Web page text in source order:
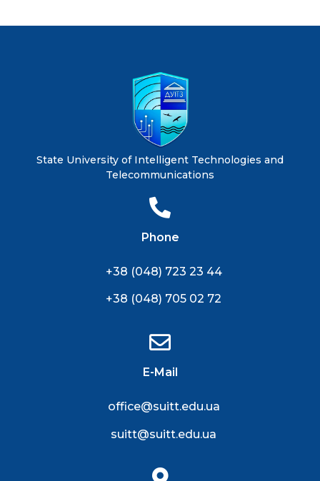
State University of Intelligent Technologies and
Telecommunications
Phone
+38 (048) 723 23 44
+38 (048) 705 02 72
E-Mail
office@suitt.edu.ua
suitt@suitt.edu.ua